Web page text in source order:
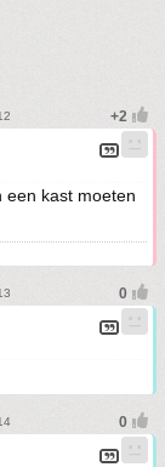
een kast moeten